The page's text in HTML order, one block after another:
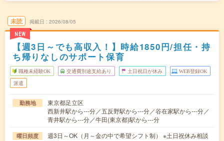
未読
NEW
掲載日 2026/08/05
【週3日～でも高収入！】時給1850円/担任・持
ち帰りなしのサポート保育
職種未経験OK 交通費別途支給あり 土日祝日が休み WEB登録OK
派遣
勤務地
東京都足立区
西新井駅から---分／五反野駅から---分／谷在家駅から---分／
青井駅から---分／牛田(東京都)駅から---分
曜日頻度
週3日～OK（月～金の中で希望シフト制） ※土日祝休み相談